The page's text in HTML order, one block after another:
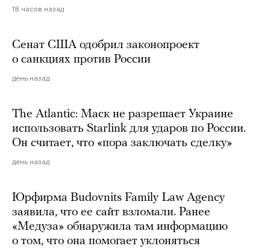
18 часов назад
Сенат США одобрил законопроект
о санкциях против России
день назад
The Atlantic: Маск не разрешает Украине
использовать Starlink для ударов по России.
Он считает, что «пора заключать сделку»
день назад
Юрфирма Budovnits Family Law Agency
заявила, что ее сайт взломали. Ранее
«Медуза» обнаружила там информацию
о том, что она помогает уклоняться